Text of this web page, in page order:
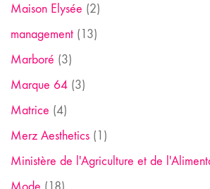
Maison Elysée (2)
management (13)
Marboré (3)
Marque 64 (3)
Matrice (4)
Merz Aesthetics (1)
Ministère de l'Agriculture et de